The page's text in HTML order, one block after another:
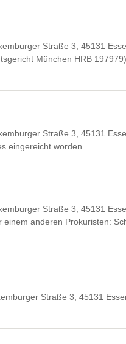
Straße 3, 45131
München HRB
Straße 3, 45131
eingereicht worden.
Straße 3, 45131
anderen Prokuristen:
Straße 3, 45131